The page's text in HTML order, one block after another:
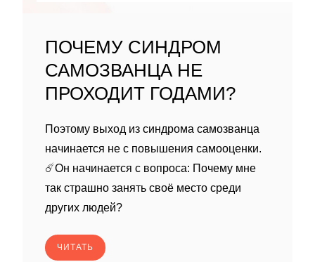
ПОЧЕМУ СИНДРОМ
САМОЗВАНЦА НЕ
ПРОХОДИТ ГОДАМИ?
Поэтому выход из синдрома самозванца
начинается не с повышения самооценки.
☄️Он начинается с вопроса: Почему мне
так страшно занять своё место среди
других людей?
ЧИТАТЬ